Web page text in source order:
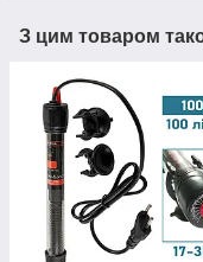
З цим товаром